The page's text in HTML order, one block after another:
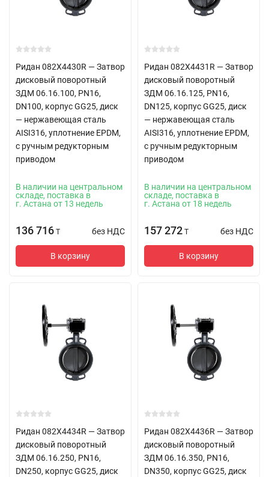
Ридан 082X4430R — Затвор
дисковый поворотный
ЗДМ 06.16.100, PN16,
DN100, корпус GG25, диск
— нержавеющая сталь
AISI316, уплотнение EPDM,
с ручным редукторным
приводом
В наличии на центральном
складе, поставка в
г. Астана от 13 недель
136 716 T без НДС
В корзину
Ридан 082X4431R — Затвор
дисковый поворотный
ЗДМ 06.16.125, PN16,
DN125, корпус GG25, диск
— нержавеющая сталь
AISI316, уплотнение EPDM,
с ручным редукторным
приводом
В наличии на центральном
складе, поставка в
г. Астана от 18 недель
157 272 T без НДС
В корзину
Ридан 082X4434R — Затвор
дисковый поворотный
ЗДМ 06.16.250, PN16,
DN250, корпус GG25, диск
Ридан 082X4436R — Затвор
дисковый поворотный
ЗДМ 06.16.350, PN16,
DN350, корпус GG25, диск